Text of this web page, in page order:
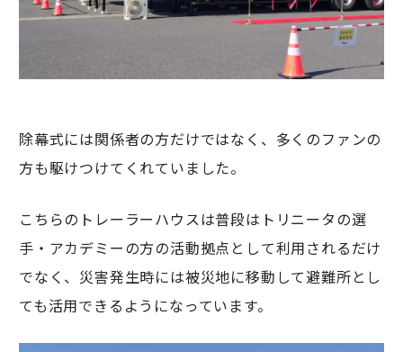
除幕式には関係者の方だけではなく、多くのファンの
方も駆けつけてくれていました。
こちらのトレーラーハウスは普段はトリニータの選
手・アカデミーの方の活動拠点として利用されるだけ
でなく、災害発生時には被災地に移動して避難所とし
ても活用できるようになっています。